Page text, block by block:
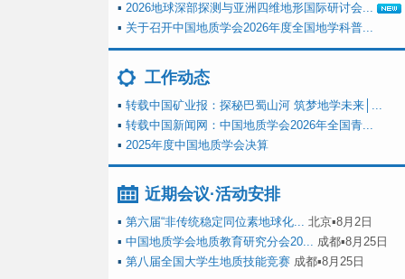
▪ 2026地球深部探测与亚洲四维地形国际研讨会...
▪ 关于召开中国地质学会2026年度全国地学科普...
工作动态
▪ 转载中国矿业报：探秘巴蜀山河 筑梦地学未来│...
▪ 转载中国新闻网：中国地质学会2026年全国青...
▪ 2025年度中国地质学会决算
近期会议·活动安排
▪ 第六届“非传统稳定同位素地球化... 北京▪8月2日
▪ 中国地质学会地质教育研究分会20... 成都▪8月25日
▪ 第八届全国大学生地质技能竞赛 成都▪8月25日